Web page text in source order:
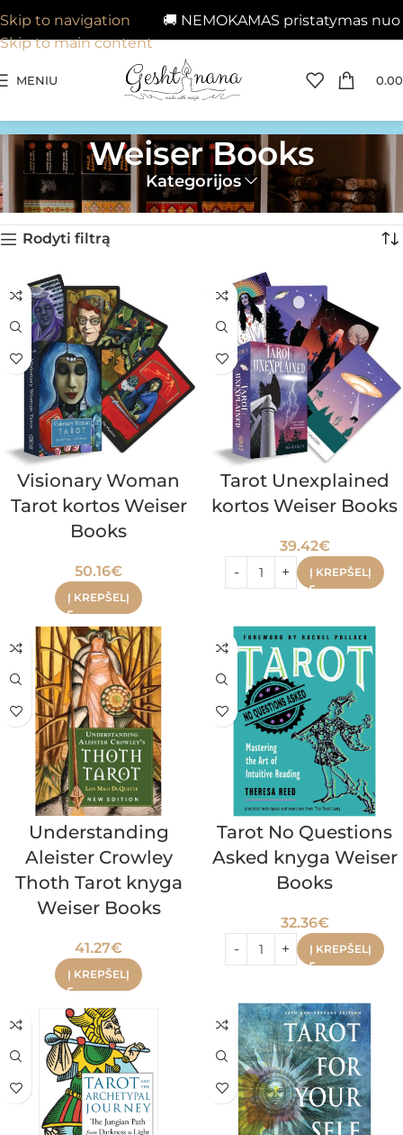
🚚 NEMOKAMAS pristatymas nuo
Skip to navigation
Skip to main content
MENIU 0.00
Weiser Books
Kategorijos
Pagrindinis »Weiser Books Rodoma 1–24 iš 26
Rodyti filtrą
Visionary Woman
Tarot kortos Weiser
Books
50.16€
Į KREPŠELĮ
Tarot Unexplained
kortos Weiser Books
39.42€
Į KREPŠELĮ
Understanding
Aleister Crowley
Thoth Tarot knyga
Weiser Books
41.27€
Į KREPŠELĮ
Tarot No Questions
Asked knyga Weiser
Books
32.36€
Į KREPŠELĮ